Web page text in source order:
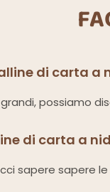
di carta a
possiamo
di carta a
sapere